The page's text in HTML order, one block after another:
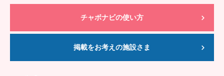
チャボナビの使い方
掲載をお考えの施設さま